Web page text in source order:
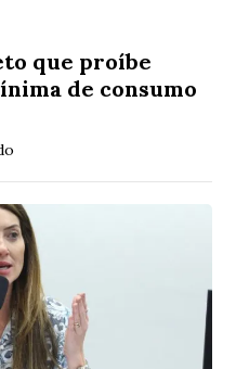
que proíbe
de consumo